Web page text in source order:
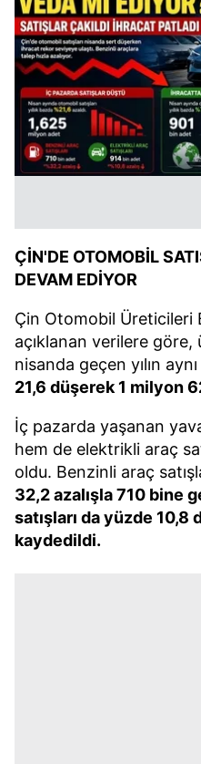
ÇİN'DE OTOMOBİL
DEVAM EDİYOR
Çin Otomobil Üreticileri
açıklanan verilere göre,
nisanda geçen yılın
21,6 düşerek 1 milyon
İç pazarda yaşanan
hem de elektrikli araç
oldu. Benzinli araç
32,2 azalışla 710 bine
satışları da yüzde
kaydedildi.